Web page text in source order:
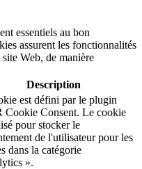
essentiels au bon
assurent les fonctionnalités
Web, de manière
Description
est défini par le plugin
Cookie Consent. Le cookie
pour stocker le
de l'utilisateur pour les
dans la catégorie
».